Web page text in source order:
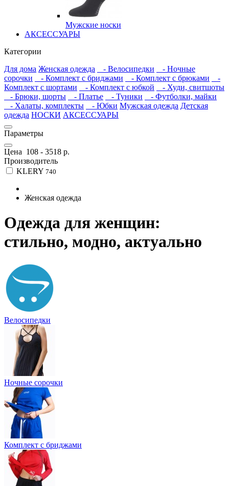
Мужские носки
АКСЕССУАРЫ
Категории
Для дома Женская одежда - Велосипедки
- Ночные
сорочки
- Комплект с бриджами - Комплект с брюками
-
Комплект с шортами
- Комплект с юбкой
- Худи, свитшоты
- Брюки, шорты
- Платье - Туники
- Футболки, майки
- Халаты, комплекты
- Юбки Мужская одежда Детская
одежда НОСКИ АКСЕССУАРЫ
Параметры
Цена 108 - 3518 р.
Производитель
KLERY 740
Женская одежда
Одежда для женщин:
стильно, модно, актуально
Велосипедки
Ночные сорочки
Комплект с бриджами